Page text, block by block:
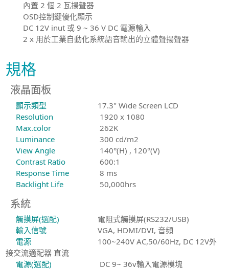
內置 2 個 2 瓦揚聲器
OSD控制鍵優化顯示
DC 12V inut 或 9 ~ 36 V DC 電源輸入
2 x 用於工業自動化系統語音輸出的立體聲揚聲器
規格
液晶面板
顯示類型
17.3" Wide Screen LCD
Resolution
1920 x 1080
Max.color
262K
Luminance
300 cd/m2
View Angle
140°(H) , 120°(V)
Contrast Ratio
600:1
Response Time
8 ms
Backlight Life
50,000hrs
系統
觸摸屏(選配)
電阻式觸摸屏(RS232/USB)
輸入信號
VGA, HDMI/DVI, 音頻
電源
100~240V AC,50/60Hz, DC 12V外
接交流適配器 直流
電源(選配)
DC 9~ 36v輸入電源模塊